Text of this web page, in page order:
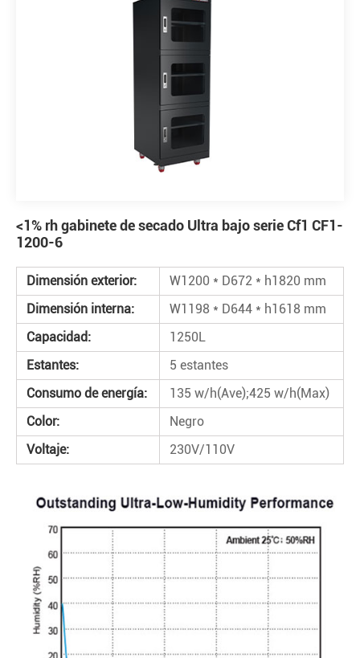
<1% rh gabinete de secado Ultra bajo serie Cf1 CF1-
1200-6
Dimensión exterior:
W1200 * D672 * h1820 mm
Dimensión interna:
W1198 * D644 * h1618 mm
Capacidad:
1250L
Estantes:
5 estantes
Consumo de energía:
135 w/h(Ave);425 w/h(Max)
Color:
Negro
Voltaje:
230V/110V